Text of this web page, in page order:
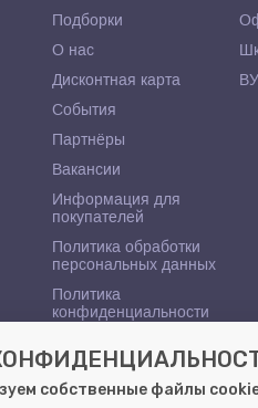
Подборки
О нас
Дисконтная карта
События
Партнёры
Вакансии
Информация для
покупателей
Политика обработки
персональных данных
Политика
конфиденциальности
собственные файлы